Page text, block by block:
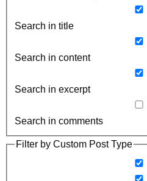
Search in title
Search in content
Search in excerpt
Search in comments
Filter by Custom Post Type